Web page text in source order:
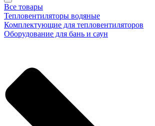
Все товары
Тепловентиляторы водяные
Комплектующие для тепловентиляторов
Оборудование для бань и саун